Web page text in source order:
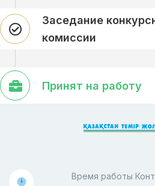
Заседание
комиссии
Принят на работу
Время работы